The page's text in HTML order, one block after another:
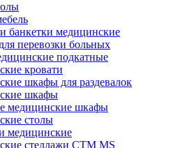
банкетки медицинские
перевозки больных
подкатные
кровати
шкафы для раздевалок
шкафы
медицинские шкафы
столы
медицинские
стеллажи CTM MS